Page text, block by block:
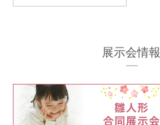
展示会情報